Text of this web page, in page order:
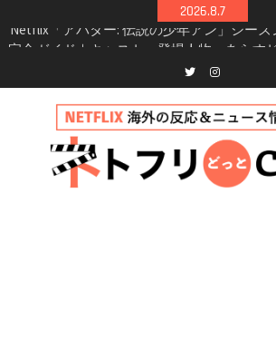
to
2026.8.7
シーズン3最新情報
Netflix映画「ボイスメールで恋をして」キ
イッチ主演ロマコメ
新決定！2027年撮影開始へ
兄弟大騒動のコメディ映画「リトル・ブラ
ー」がNetflixで配信！─キャスト・あらす
見どころまとめ
Twitter